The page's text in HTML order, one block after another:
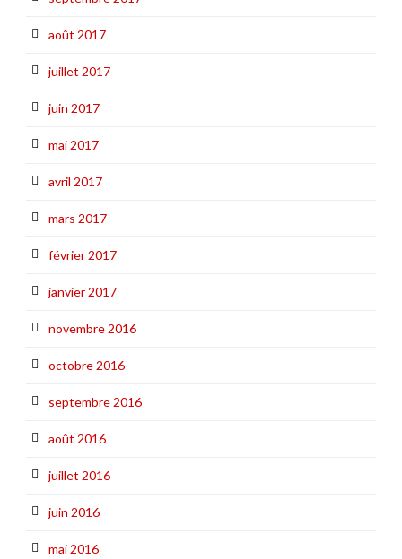
août 2017
juillet 2017
juin 2017
mai 2017
avril 2017
mars 2017
février 2017
janvier 2017
novembre 2016
octobre 2016
septembre 2016
août 2016
juillet 2016
juin 2016
mai 2016